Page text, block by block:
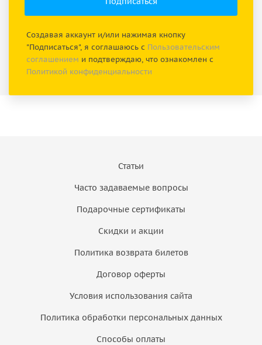
Создавая аккаунт и/или нажимая кнопку
"Подписаться", я соглашаюсь с Пользовательским
соглашением и подтверждаю, что ознакомлен с
Политикой конфиденциальности
Статьи
Часто задаваемые вопросы
Подарочные сертификаты
Скидки и акции
Политика возврата билетов
Договор оферты
Условия использования сайта
Политика обработки персональных данных
Способы оплаты